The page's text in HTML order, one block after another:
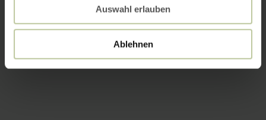
Auswahl erlauben
Ablehnen